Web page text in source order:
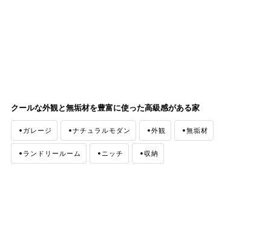
クールな外観と無垢材を豊富に使った高級感がある家
ガレージ ナチュラルモダン 外観 無垢材
ランドリールーム ニッチ 収納